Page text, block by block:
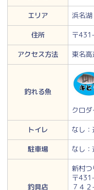
エリア
浜名湖
住所
〒
アクセス方法
東名
釣れる魚
クロ
トイレ
なし
駐車場
なし：
釣具店
新村
〒
７４